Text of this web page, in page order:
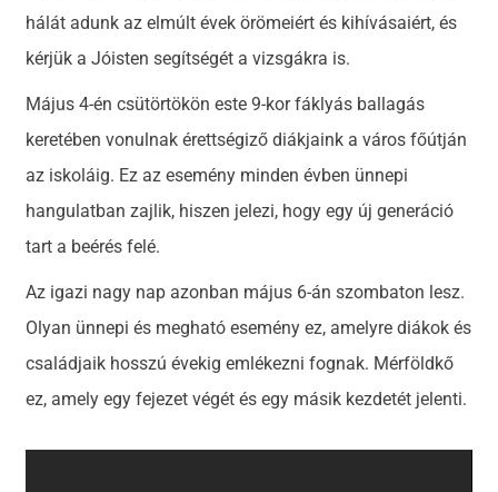
hálát adunk az elmúlt évek örömeiért és kihívásaiért, és
kérjük a Jóisten segítségét a vizsgákra is.
Május 4-én csütörtökön este 9-kor fáklyás ballagás
keretében vonulnak érettségiző diákjaink a város főútján
az iskoláig. Ez az esemény minden évben ünnepi
hangulatban zajlik, hiszen jelezi, hogy egy új generáció
tart a beérés felé.
Az igazi nagy nap azonban május 6-án szombaton lesz.
Olyan ünnepi és megható esemény ez, amelyre diákok és
családjaik hosszú évekig emlékezni fognak. Mérföldkő
ez, amely egy fejezet végét és egy másik kezdetét jelenti.